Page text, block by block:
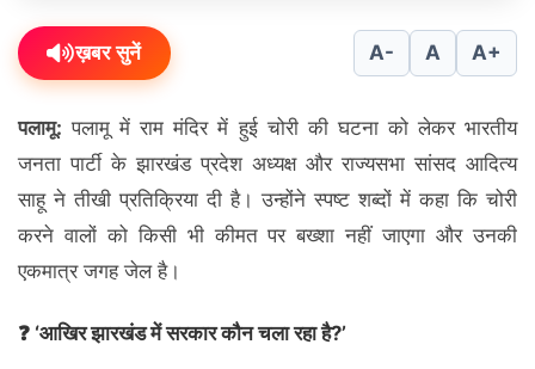
ख़बर सुनें A- A A+
पलामू: पलामू में राम मंदिर में हुई चोरी की घटना को लेकर भारतीय
जनता पार्टी के झारखंड प्रदेश अध्यक्ष और राज्यसभा सांसद आदित्य
साहू ने तीखी प्रतिक्रिया दी है। उन्होंने स्पष्ट शब्दों में कहा कि चोरी
करने वालों को किसी भी कीमत पर बख्शा नहीं जाएगा और उनकी
एकमात्र जगह जेल है।
❓ ‘आखिर झारखंड में सरकार कौन चला रहा है?’